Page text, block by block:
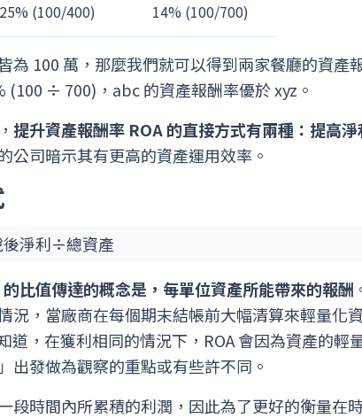
25% (100/400) 14% (100/700)
為 100 萬，那麼我們就可以得到兩家餐廳的資產
(100 ÷ 700)，abc 的資產報酬率優於 xyz。
提升資產報酬率 ROA 的直接方式有兩種：提高
公司暗示其有更高的資產運用效率。
後淨利÷總資產
的比值傳達的概念是，每單位資產所能帶來的報酬
況，當廠商在每個期末結帳前大幅清算來輕量化
道，在獲利相同的情況下，ROA 會因為資產的輕
出發做為觀察的重點或有些許不同。
段時間內所累積的利潤，因此為了更好的衡量在